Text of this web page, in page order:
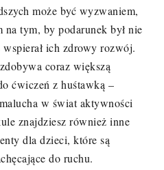
może być wyzwaniem,
na tym, by podarunek był nie
ich zdrowy rozwój.
coraz większą
ćwiczeń z huśtawką –
w świat aktywności
znajdziesz również inne
dla dzieci, które są
do ruchu.